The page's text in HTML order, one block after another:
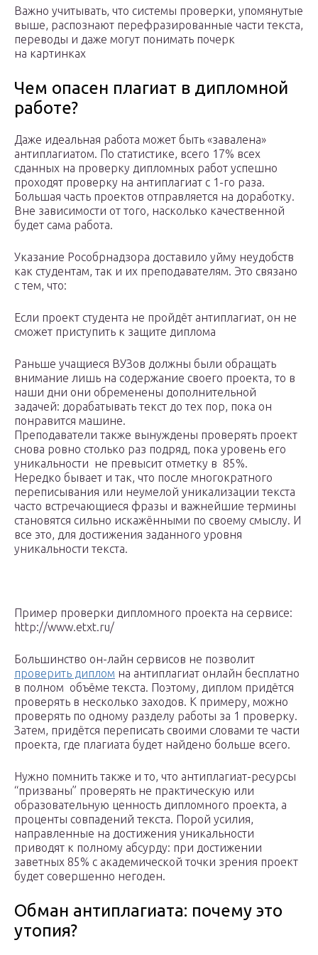
Важно учитывать, что системы проверки, упомянутые
выше, распознают перефразированные части текста,
переводы и даже могут понимать почерк
на картинках
Чем опасен плагиат в дипломной
работе?
Даже идеальная работа может быть «завалена»
антиплагиатом. По статистике, всего 17% всех
сданных на проверку дипломных работ успешно
проходят проверку на антиплагиат с 1-го раза.
Большая часть проектов отправляется на доработку.
Вне зависимости от того, насколько качественной
будет сама работа.
Указание Рособрнадзора доставило уйму неудобств
как студентам, так и их преподавателям. Это связано
с тем, что:
Если проект студента не пройдёт антиплагиат, он не
сможет приступить к защите диплома
Раньше учащиеся ВУЗов должны были обращать
внимание лишь на содержание своего проекта, то в
наши дни они обременены дополнительной
задачей: дорабатывать текст до тех пор, пока он
понравится машине.
Преподаватели также вынуждены проверять проект
снова ровно столько раз подряд, пока уровень его
уникальности не превысит отметку в 85%.
Нередко бывает и так, что после многократного
переписывания или неумелой уникализации текста
часто встречающиеся фразы и важнейшие термины
становятся сильно искажёнными по своему смыслу. И
все это, для достижения заданного уровня
уникальности текста.
Пример проверки дипломного проекта на сервисе:
http://www.etxt.ru/
Большинство он-лайн сервисов не позволит
проверить диплом на антиплагиат онлайн бесплатно
в полном объёме текста. Поэтому, диплом придётся
проверять в несколько заходов. К примеру, можно
проверять по одному разделу работы за 1 проверку.
Затем, придётся переписать своими словами те части
проекта, где плагиата будет найдено больше всего.
Нужно помнить также и то, что антиплагиат-ресурсы
“призваны” проверять не практическую или
образовательную ценность дипломного проекта, а
проценты совпадений текста. Порой усилия,
направленные на достижения уникальности
приводят к полному абсурду: при достижении
заветных 85% с академической точки зрения проект
будет совершенно негоден.
Обман антиплагиата: почему это
утопия?